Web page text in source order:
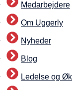
Medarbejdere
Om Uggerly
Nyheder
Blog
Ledelse og